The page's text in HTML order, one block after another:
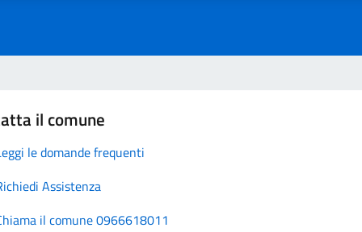
il comune
le domande frequenti
Assistenza
il comune 0966618011